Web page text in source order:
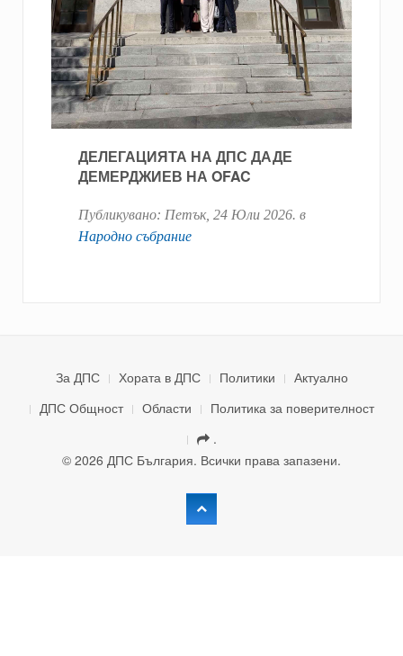
ДЕЛЕГАЦИЯТА НА ДПС ДАДЕ
ДЕМЕРДЖИЕВ НА OFAC
Публикувано: Петък, 24 Юли 2026. в
Народно събрание
За ДПС Хората в ДПС Политики
Актуално
ДПС Общност
Области
Политика за поверителност
.
© 2026 ДПС България. Всички права запазени.